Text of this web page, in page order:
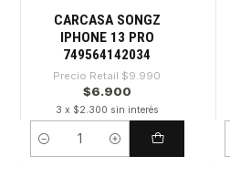
CARCASA SONGZ
IPHONE 13 PRO
749564142034
Precio Retail $9.990
$6.900
3 x $2.300 sin interés
Cantidad